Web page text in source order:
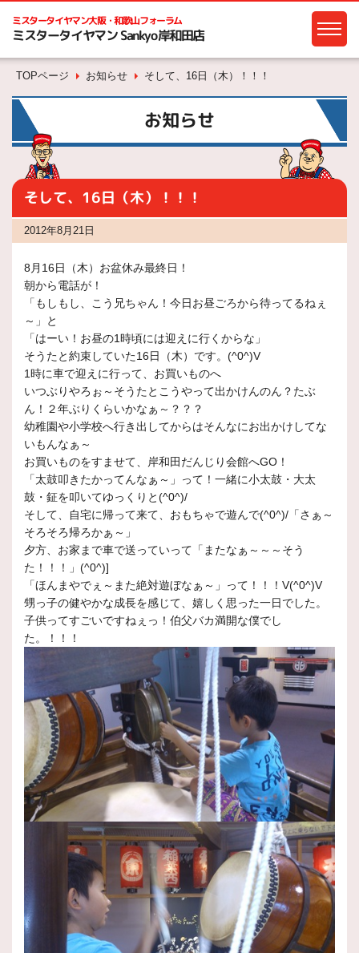
ミスタータイヤマン大阪・和歌山フォーラム
ミスタータイヤマン Sankyo岸和田店
TOPページ お知らせ そして、16日（木）！！！
お知らせ
そして、16日（木）！！！
2012年8月21日
8月16日（木）お盆休み最終日！
朝から電話が！
「もしもし、こう兄ちゃん！今日お昼ごろから待ってるねぇ
～」と
「はーい！お昼の1時頃には迎えに行くからな」
そうたと約束していた16日（木）です。(^0^)V
1時に車で迎えに行って、お買いものへ
いつぶりやろぉ～そうたとこうやって出かけんのん？たぶ
ん！２年ぶりくらいかなぁ～？？？
幼稚園や小学校へ行き出してからはそんなにお出かけしてな
いもんなぁ～
お買いものをすませて、岸和田だんじり会館へGO！
「太鼓叩きたかってんなぁ～」って！一緒に小太鼓・大太
鼓・鉦を叩いてゆっくりと(^0^)/
そして、自宅に帰って来て、おもちゃで遊んで(^0^)/「さぁ～
そろそろ帰ろかぁ～」
夕方、お家まで車で送っていって「またなぁ～～～そう
た！！！」(^0^)]
「ほんまやでぇ～また絶対遊ぼなぁ～」って！！！V(^0^)V
甥っ子の健やかな成長を感じて、嬉しく思った一日でした。
子供ってすごいですねぇっ！伯父バカ満開な僕でし
た。！！！